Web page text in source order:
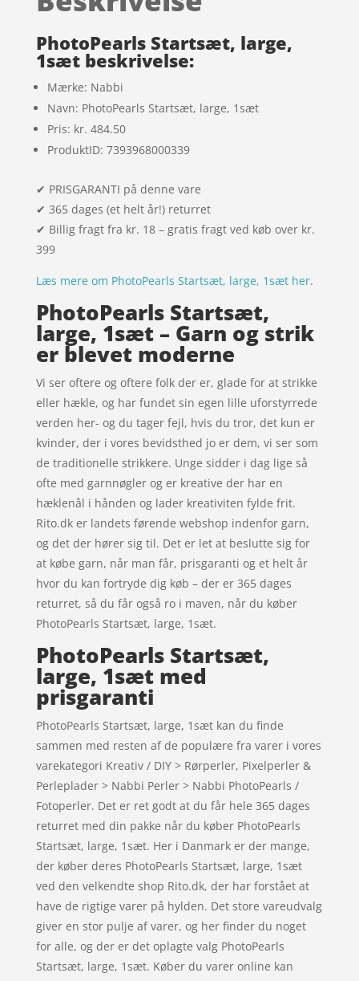
PhotoPearls Startsæt, large,
1sæt beskrivelse:
Mærke: Nabbi
Navn: PhotoPearls Startsæt, large, 1sæt
Pris: kr. 484.50
ProduktID: 7393968000339
✔ PRISGARANTI på denne vare
✔ 365 dages (et helt år!) returret
✔ Billig fragt fra kr. 18 – gratis fragt ved køb over kr.
399
Læs mere om PhotoPearls Startsæt, large, 1sæt her.
PhotoPearls Startsæt,
large, 1sæt – Garn og strik
er blevet moderne
Vi ser oftere og oftere folk der er, glade for at strikke
eller hækle, og har fundet sin egen lille uforstyrrede
verden her- og du tager fejl, hvis du tror, det kun er
kvinder, der i vores bevidsthed jo er dem, vi ser som
de traditionelle strikkere. Unge sidder i dag lige så
ofte med garnnøgler og er kreative der har en
hæklenål i hånden og lader kreativiten fylde frit.
Rito.dk er landets førende webshop indenfor garn,
og det der hører sig til. Det er let at beslutte sig for
at købe garn, når man får, prisgaranti og et helt år
hvor du kan fortryde dig køb – der er 365 dages
returret, så du får også ro i maven, når du køber
PhotoPearls Startsæt, large, 1sæt.
PhotoPearls Startsæt,
large, 1sæt med
prisgaranti
PhotoPearls Startsæt, large, 1sæt kan du finde
sammen med resten af de populære fra varer i vores
varekategori Kreativ / DIY > Rørperler, Pixelperler &
Perleplader > Nabbi Perler > Nabbi PhotoPearls /
Fotoperler. Det er ret godt at du får hele 365 dages
returret med din pakke når du køber PhotoPearls
Startsæt, large, 1sæt. Her i Danmark er der mange,
der køber deres PhotoPearls Startsæt, large, 1sæt
ved den velkendte shop Rito.dk, der har forstået at
have de rigtige varer på hylden. Det store vareudvalg
giver en stor pulje af varer, og her finder du noget
for alle, og der er det oplagte valg PhotoPearls
Startsæt, large, 1sæt. Køber du varer online kan